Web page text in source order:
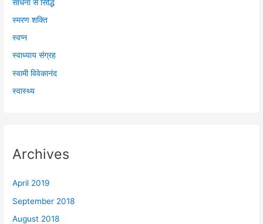
साधना से सिद्धि
स्मरण शक्ति
स्वप्न
स्वाध्याय संग्रह
स्वामी विवेकानंद
स्वास्थ्य
Archives
April 2019
September 2018
August 2018